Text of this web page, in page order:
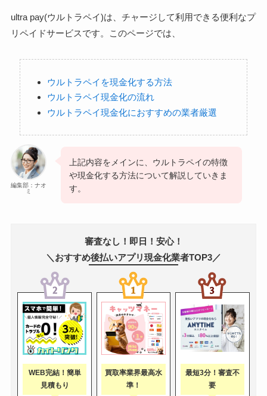
ultra pay(ウルトラペイ)は、チャージして利用できる便利なプ
リペイドサービスです。このページでは、
ウルトラペイを現金化する方法
ウルトラペイ現金化の流れ
ウルトラペイ現金化におすすめの業者厳選
編集部：ナオ
ミ
上記内容をメインに、ウルトラペイの特徴
や現金化する方法について解説していきま
す。
審査なし！即日！安心！
＼おすすめ後払いアプリ現金化業者TOP3／
WEB完結！簡単
見積もり
買取率業界最高水
準！
最短3分！審査不
要